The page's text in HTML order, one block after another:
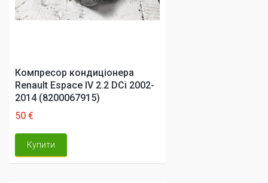
Компресор кондиціонера
Renault Espace IV 2.2 DCi 2002-
2014 (8200067915)
50 €
Купити